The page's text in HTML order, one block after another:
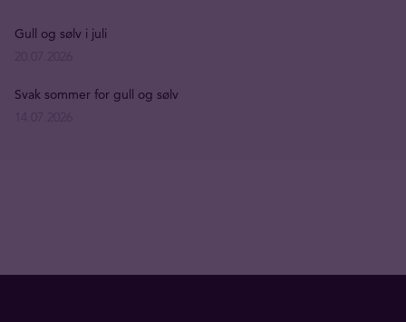
Gull og sølv i juli
Svak sommer for gull og sølv